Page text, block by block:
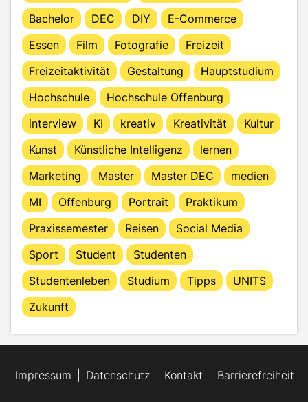
Bachelor
DEC DIY
E-Commerce
Essen
Film Fotografie
Freizeit
Freizeitaktivität
Gestaltung
Hauptstudium
Hochschule
Hochschule Offenburg
interview
KI kreativ Kreativität
Kultur
Kunst
Künstliche Intelligenz
lernen
Marketing
Master Master DEC
medien
MI
Offenburg Portrait
Praktikum
Praxissemester
Reisen
Social Media
Sport
Student
Studenten
Studentenleben
Studium Tipps
UNITS
Zukunft
Impressum Datenschutz Kontakt Barrierefreiheit